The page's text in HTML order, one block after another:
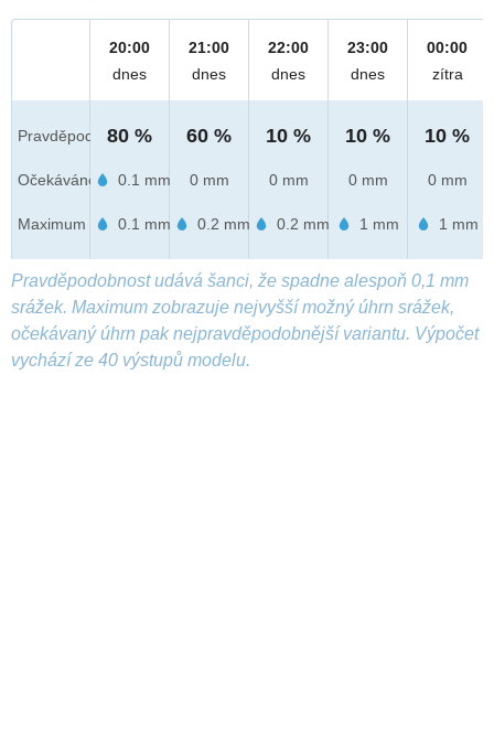
Pravděpod.
Očekáváno
Maximum
20:00
dnes
80 %
0.1 mm
0.1 mm
21:00
dnes
60 %
0 mm
0.2 mm
22:00
dnes
10 %
0 mm
0.2 mm
23:00
dnes
10 %
0 mm
1 mm
00:00
zítra
10 %
0 mm
1 mm
Pravděpodobnost udává šanci, že spadne alespoň 0,1 mm
srážek. Maximum zobrazuje nejvyšší možný úhrn srážek,
očekávaný úhrn pak nejpravděpodobnější variantu. Výpočet
vychází ze 40 výstupů modelu.